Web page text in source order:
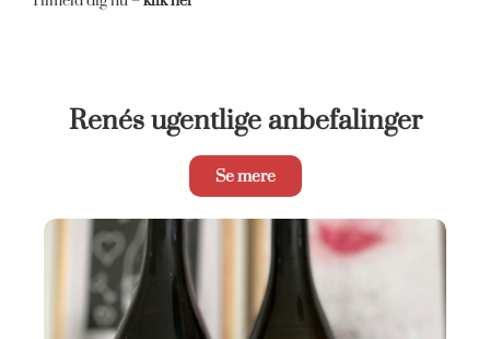
Renés ugentlige anbefalinger
Se mere